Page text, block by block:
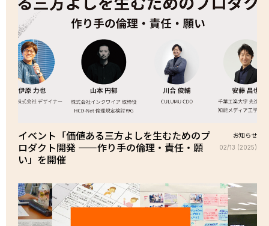
イベント「価値ある三方よしを生むためのプ
ロダクト開発 ——作り手の倫理・責任・願
い」を開催
お知らせ
02/13 (2025)